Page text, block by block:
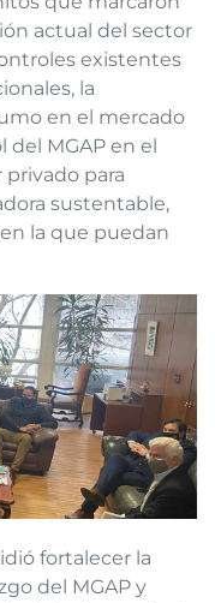
actual del sector
existentes
la
en el mercado
MGAP en el
para
sustentable,
la que puedan
fortalecer la
del MGAP y